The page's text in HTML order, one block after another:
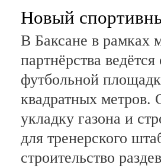
Новый
В Баксане в рамках
партнёрства
футбольной
квадратных метров.
укладку газона и
для тренерского
строительство